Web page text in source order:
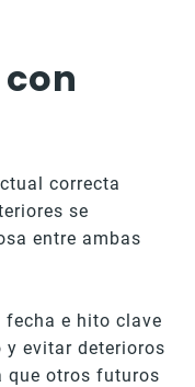
correcta
se
entre ambas
e hito clave
evitar deterioros
que otros futuros